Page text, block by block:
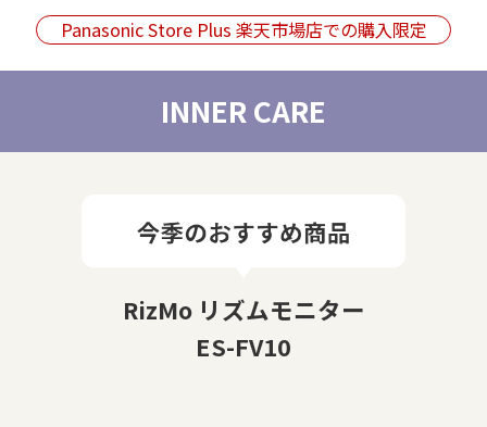
Panasonic Store Plus 楽天市場店での購入限定
INNER CARE
RizMo リズムモニター
ES-FV10